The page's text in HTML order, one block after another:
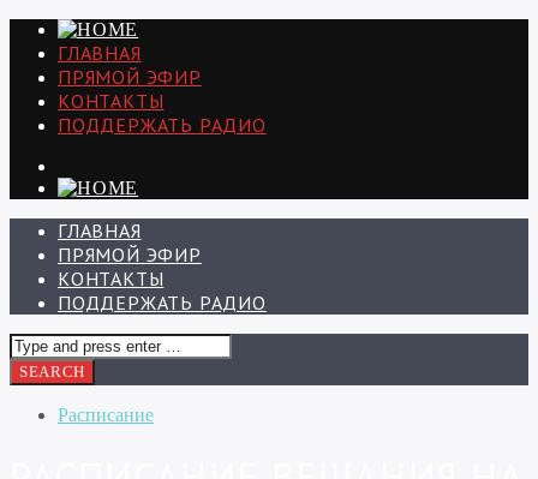
ГЛАВНАЯ
ПРЯМОЙ ЭФИР
КОНТАКТЫ
ПОДДЕРЖАТЬ РАДИО
ГЛАВНАЯ
ПРЯМОЙ ЭФИР
КОНТАКТЫ
ПОДДЕРЖАТЬ РАДИО
Расписание